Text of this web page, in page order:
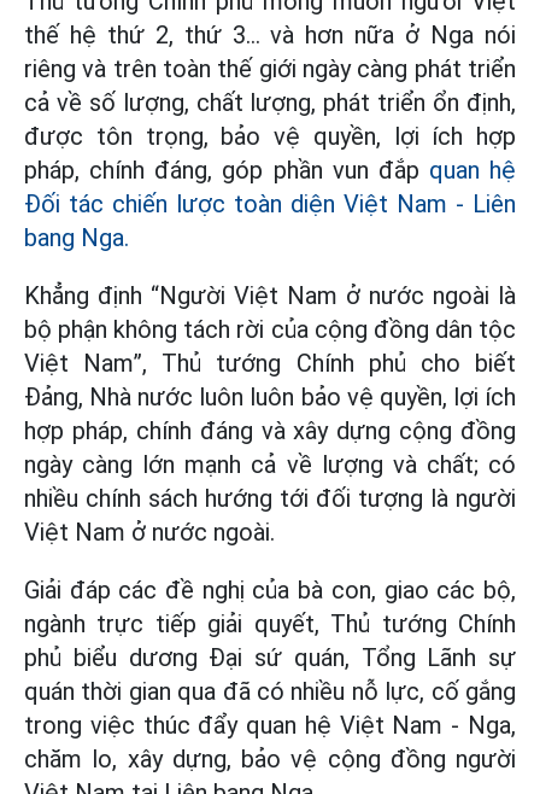
thế hệ thứ 2, thứ 3… và hơn nữa ở Nga nói
riêng và trên toàn thế giới ngày càng phát triển
cả về số lượng, chất lượng, phát triển ổn định,
được tôn trọng, bảo vệ quyền, lợi ích hợp
pháp, chính đáng, góp phần vun đắp quan hệ
Đối tác chiến lược toàn diện Việt Nam - Liên
bang Nga.
Khẳng định “Người Việt Nam ở nước ngoài là
bộ phận không tách rời của cộng đồng dân tộc
Việt Nam”, Thủ tướng Chính phủ cho biết
Đảng, Nhà nước luôn luôn bảo vệ quyền, lợi ích
hợp pháp, chính đáng và xây dựng cộng đồng
ngày càng lớn mạnh cả về lượng và chất; có
nhiều chính sách hướng tới đối tượng là người
Việt Nam ở nước ngoài.
Giải đáp các đề nghị của bà con, giao các bộ,
ngành trực tiếp giải quyết, Thủ tướng Chính
phủ biểu dương Đại sứ quán, Tổng Lãnh sự
quán thời gian qua đã có nhiều nỗ lực, cố gắng
trong việc thúc đẩy quan hệ Việt Nam - Nga,
chăm lo, xây dựng, bảo vệ cộng đồng người